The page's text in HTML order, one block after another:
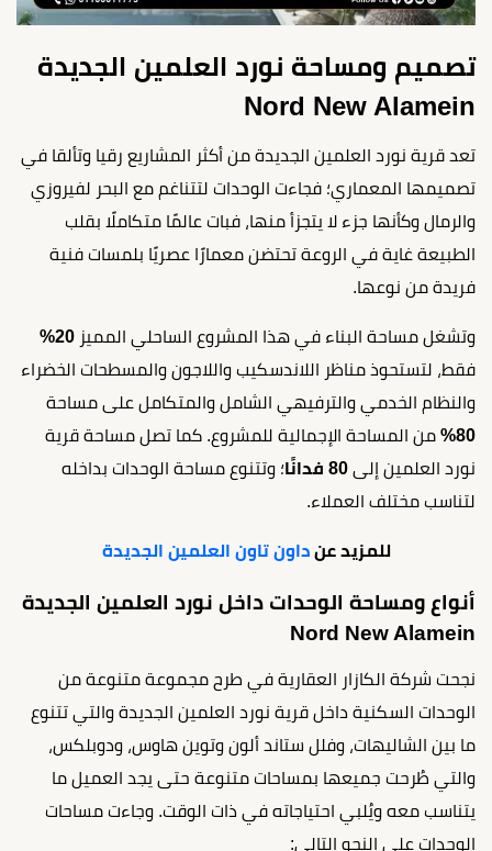
تصميم ومساحة نورد العلمين الجديدة
Nord New Alamein
تعد قرية نورد العلمين الجديدة من أكثر المشاريع رقيا وتألقا في
تصميمها المعماري؛ فجاءت الوحدات لتتناغم مع البحر لفيروزي
والرمال وكأنها جزء لا يتجزأ منها، فبات عالمًا متكاملًا بقلب
الطبيعة غاية في الروعة تحتضن معمارًا عصريًا بلمسات فنية
فريدة من نوعها.
وتشغل مساحة البناء في هذا المشروع الساحلي المميز
فقط، لتستحوذ مناظر اللاندسكيب واللاجون والمسطحات الخضراء
والنظام الخدمي والترفيهي الشامل والمتكامل على مساحة
80%
من المساحة الإجمالية للمشروع. كما تصل مساحة قرية
نورد العلمين إلى 80 فدانًا
؛ وتتنوع مساحة الوحدات بداخله
لتناسب مختلف العملاء.
للمزيد عنداون تاون العلمين الجديدة
أنواع ومساحة الوحدات داخل نورد العلمين الجديدة
Nord New Alamein
نجحت شركة الكازار العقارية في طرح مجموعة متنوعة من
الوحدات السكنية داخل قرية نورد العلمين الجديدة والتي تتنوع
ما بين الشاليهات، وفلل ستاند ألون وتوين هاوس، ودوبلكس،
والتي طُرحت جميعها بمساحات متنوعة حتى يجد العميل ما
يتناسب معه ويُلبي احتياجاته في ذات الوقت. وجاءت مساحات
الوحدات على النحو التالي: